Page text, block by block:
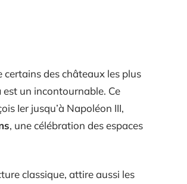
des châteaux les plus
est un incontournable. Ce
Ier jusqu’à Napoléon III,
, une célébration des espaces
classique, attire aussi les